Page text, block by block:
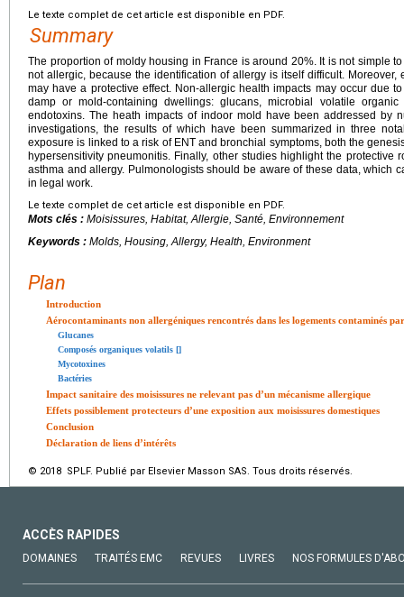
Le texte complet de cet article est disponible en PDF.
Summary
The proportion of moldy housing in France is around 20%. It is not simple
not allergic, because the identification of allergy is itself difficult.
may have a protective effect. Non-allergic health impacts may occur due
damp or mold-containing dwellings: glucans, microbial volatile organic
endotoxins. The heath impacts of indoor mold have been addressed by
investigations, the results of which have been summarized in three
exposure is linked to a risk of ENT and bronchial symptoms, both the
hypersensitivity pneumonitis. Finally, other studies highlight the protective
asthma and allergy. Pulmonologists should be aware of these data, which
in legal work.
Le texte complet de cet article est disponible en PDF.
Mots clés : Moisissures, Habitat, Allergie, Santé, Environnement
Keywords : Molds, Housing, Allergy, Health, Environment
Plan
Introduction
Aérocontaminants non allergéniques rencontrés dans les logements contaminés
Glucanes
Composés organiques volatils []
Mycotoxines
Bactéries
Impact sanitaire des moisissures ne relevant pas d’un mécanisme allergique
Effets possiblement protecteurs d’une exposition aux moisissures domestiques
Conclusion
Déclaration de liens d’intérêts
© 2018 SPLF. Publié par Elsevier Masson SAS. Tous droits réservés.
ACCÈS RAPIDES
DOMAINES TRAITÉS EMC REVUES LIVRES NOS FORMULES